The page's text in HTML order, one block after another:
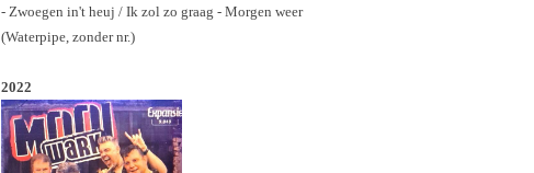
- Zwoegen in't heuj / Ik zol zo graag - Morgen weer
(Waterpipe, zonder nr.)
2022